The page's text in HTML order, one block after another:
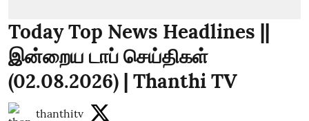
Today Top News Headlines ||
இன்றைய டாப் செய்திகள்
(02.08.2026) | Thanthi TV
thanthitv